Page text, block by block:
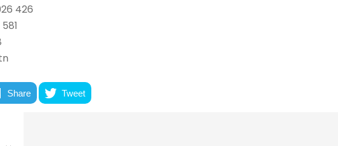
426
Share Tweet